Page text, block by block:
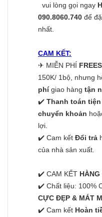
vui lòng gọi ngay
090.8060.740 để
nhất.
CAM KẾT:
✈ MIỄN PHÍ
150K/ 1bộ, nhưng
phígiao hàng tận
✔️ Thanh toán
chuyển khoản
lợi.
✔️ Cam kết Đổi trả
của nhà sản xuất.
✔️ CAM KẾT
✔️ Chất liệu: 100%
CỰC ĐẸP & MÁT
✔️ Cam kết Hoàn